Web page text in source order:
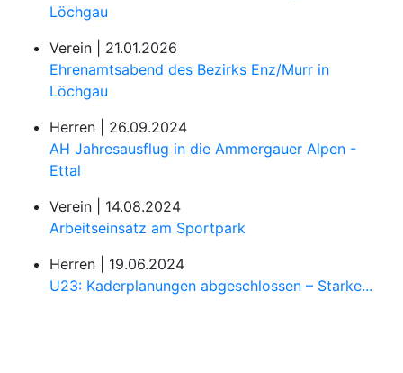
Löchgau
Verein | 21.01.2026
Ehrenamtsabend des Bezirks Enz/Murr in
Löchgau
Herren | 26.09.2024
AH Jahresausflug in die Ammergauer Alpen -
Ettal
Verein | 14.08.2024
Arbeitseinsatz am Sportpark
Herren | 19.06.2024
U23: Kaderplanungen abgeschlossen – Starke...